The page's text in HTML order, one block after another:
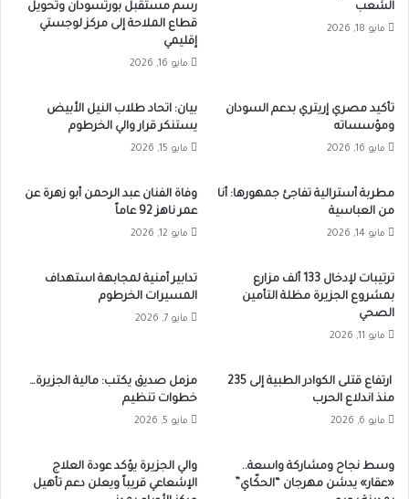
الشعب
مايو 18, 2026
رسم مستقبل بورتسودان وتحويل
قطاع الملاحة إلى مركز لوجستي
إقليمي
مايو 16, 2026
تأكيد مصري إريتري بدعم السودان
ومؤسساته
مايو 16, 2026
بيان: اتحاد طلاب النيل الأبيض
يستنكر قرار والي الخرطوم
مايو 15, 2026
مطربة أسترالية تفاجئ جمهورها: أنا
من العباسية
مايو 14, 2026
وفاة الفنان عبد الرحمن أبو زهرة عن
عمر ناهز 92 عاماً
مايو 12, 2026
ترتيبات لإدخال 133 ألف مزارع
بمشروع الجزيرة مظلة التأمين
الصحي
مايو 11, 2026
تدابير أمنية لمجابهة استهداف
المسيرات الخرطوم
مايو 7, 2026
ارتفاع قتلى الكوادر الطبية إلى 235
منذ اندلاع الحرب
مايو 6, 2026
مزمل صديق يكتب: مالية الجزيرة…
خطوات تنظيم
مايو 5, 2026
وسط نجاح ومشاركة واسعة..
«عقار» يدشن مهرجان “الحكّاي”
والي الجزيرة يؤكد عودة العلاج
الإشعاعي قريباً ويعلن دعم تأهيل